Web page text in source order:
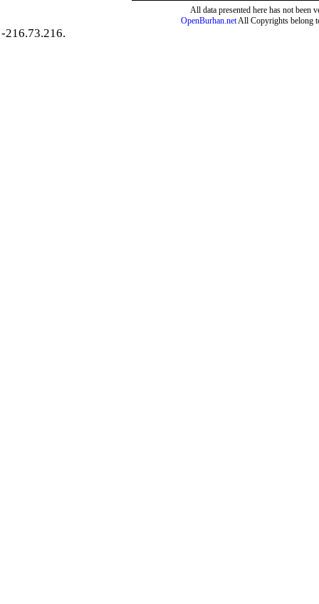
All data presented here has not been
OpenBurhan.netAll Copyrights belong
-216.73.216.